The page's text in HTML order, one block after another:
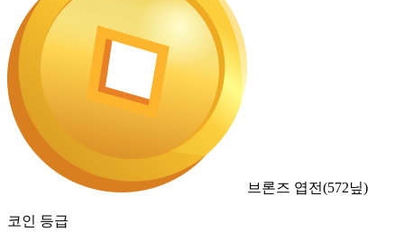
브론즈 엽전(572닢)
코인 등급